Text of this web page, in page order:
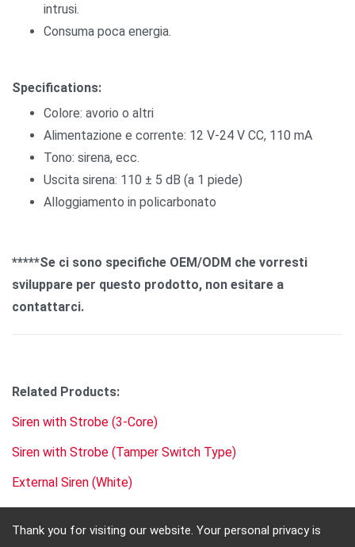
Thank you for visiting our website. Your personal privacy is
intrusi.
Consuma poca energia.
Specifications:
Colore: avorio o altri
Alimentazione e corrente: 12 V-24 V CC, 110 mA
Tono: sirena, ecc.
Uscita sirena: 110 ± 5 dB (a 1 piede)
Alloggiamento in policarbonato
*****Se ci sono specifiche OEM/ODM che vorresti
sviluppare per questo prodotto, non esitare a
contattarci.
Related Products:
Siren with Strobe (3-Core)
Siren with Strobe (Tamper Switch Type)
External Siren (White)